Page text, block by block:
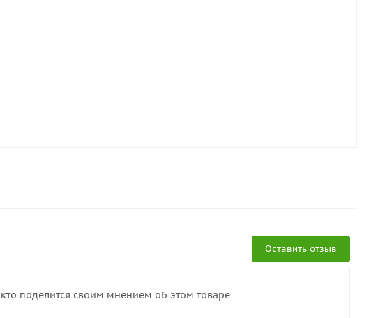
Оставить отзыв
поделится своим мнением об этом товаре